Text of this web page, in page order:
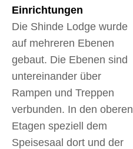
Einrichtungen
Die Shinde Lodge wurde
auf mehreren Ebenen
gebaut. Die Ebenen sind
untereinander über
Rampen und Treppen
verbunden. In den oberen
Etagen speziell dem
Speisesaal dort und der